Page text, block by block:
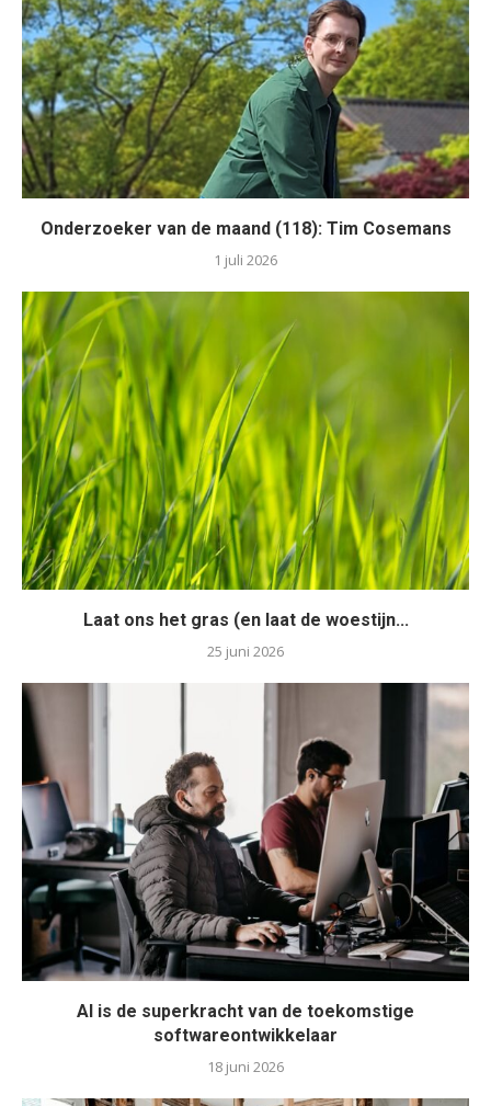
Onderzoeker van de maand (118): Tim Cosemans
1 juli 2026
Laat ons het gras (en laat de woestijn...
25 juni 2026
AI is de superkracht van de toekomstige
softwareontwikkelaar
18 juni 2026